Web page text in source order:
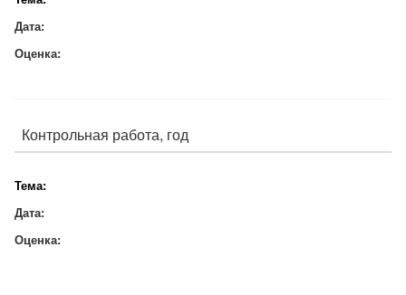
Дата:
Оценка:
Контрольная работа, год
Тема:
Дата:
Оценка: